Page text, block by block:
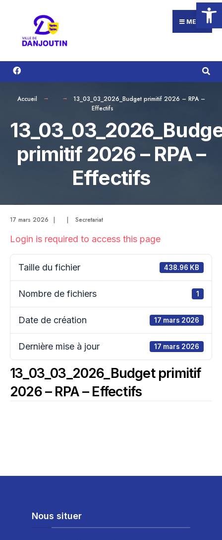
Ouvrir
contenu
MENU
Accueil
13_03_03_2026_Budget primitif 2026 – RPA –
Effectifs
primitif 2026 – RPA –
Effectifs
17 mars 2026 | | Secretariat
Login is required to access this page
Taille du fichier 438.96 KB
Nombre de fichiers 1
Date de création 17 mars 2026
Dernière mise à jour 17 mars 2026
13_03_03_2026_Budget primitif
2026 – RPA – Effectifs
Nous situer
for: